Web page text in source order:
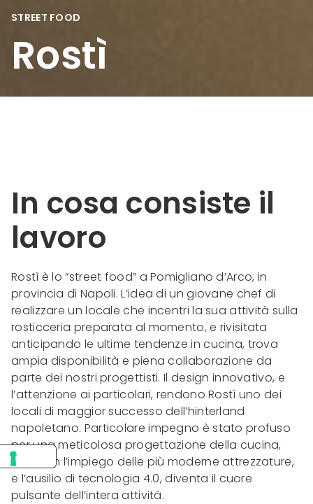
STREET FOOD
Rostì
In cosa consiste il
lavoro
Rostì è lo “street food” a Pomigliano d’Arco, in
provincia di Napoli. L’idea di un giovane chef di
realizzare un locale che incentri la sua attività sulla
rosticceria preparata al momento, e rivisitata
anticipando le ultime tendenze in cucina, trova
ampia disponibilità e piena collaborazione da
parte dei nostri progettisti. Il design innovativo, e
l’attenzione ai particolari, rendono Rostì uno dei
locali di maggior successo dell’hinterland
napoletano. Particolare impegno è stato profuso
per una meticolosa progettazione della cucina,
che, con l’impiego delle più moderne attrezzature,
e l’ausilio di tecnologia 4.0, diventa il cuore
pulsante dell’intera attività.